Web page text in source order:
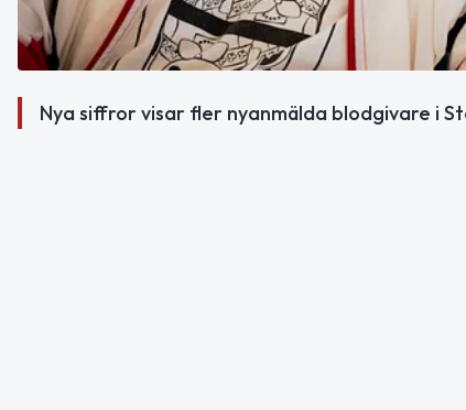
Nya siffror visar fler nyanmälda blodgivare i